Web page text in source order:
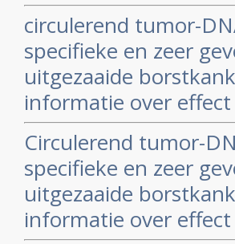
circulerend tumor-
specifieke en zeer
uitgezaaide
informatie over
Circulerend tumor-
specifieke en zeer
uitgezaaide
informatie over